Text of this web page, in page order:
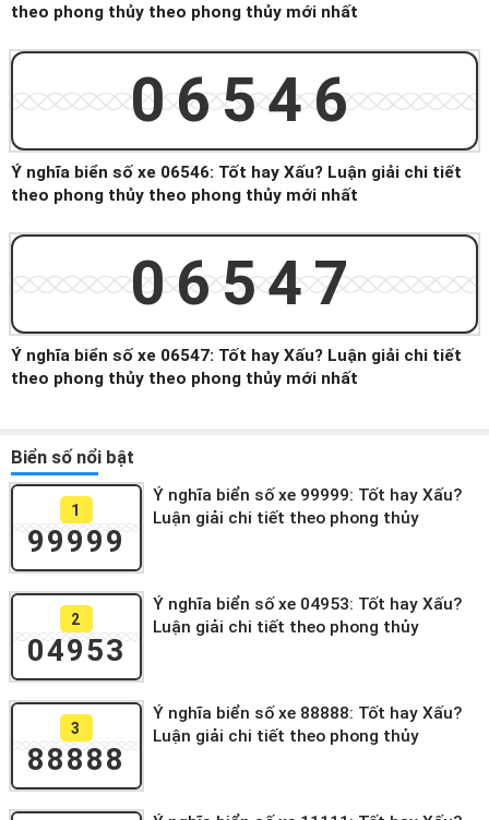
theo phong thủy theo phong thủy mới nhất
06546
Ý nghĩa biển số xe 06546: Tốt hay Xấu? Luận giải chi tiết
theo phong thủy theo phong thủy mới nhất
06547
Ý nghĩa biển số xe 06547: Tốt hay Xấu? Luận giải chi tiết
theo phong thủy theo phong thủy mới nhất
Biển số nổi bật
1
99999
Ý nghĩa biển số xe 99999: Tốt hay Xấu?
Luận giải chi tiết theo phong thủy
2
04953
Ý nghĩa biển số xe 04953: Tốt hay Xấu?
Luận giải chi tiết theo phong thủy
3
88888
Ý nghĩa biển số xe 88888: Tốt hay Xấu?
Luận giải chi tiết theo phong thủy